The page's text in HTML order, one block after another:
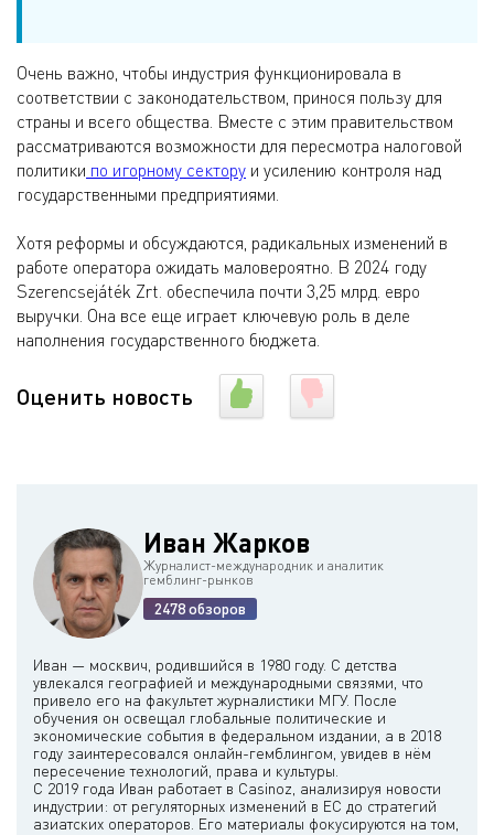
Очень важно, чтобы индустрия функционировала в
соответствии с законодательством, принося пользу для
страны и всего общества. Вместе с этим правительством
рассматриваются возможности для пересмотра налоговой
политики по игорному сектору и усилению контроля над
государственными предприятиями.
Хотя реформы и обсуждаются, радикальных изменений в
работе оператора ожидать маловероятно. В 2024 году
Szerencsejáték Zrt. обеспечила почти 3,25 млрд. евро
выручки. Она все еще играет ключевую роль в деле
наполнения государственного бюджета.
Оценить новость
Иван Жарков
Журналист-международник и аналитик
гемблинг-рынков
2478 обзоров
Иван — москвич, родившийся в 1980 году. С детства
увлекался географией и международными связями, что
привело его на факультет журналистики МГУ. После
обучения он освещал глобальные политические и
экономические события в федеральном издании, а в 2018
году заинтересовался онлайн-гемблингом, увидев в нём
пересечение технологий, права и культуры.
С 2019 года Иван работает в Casinoz, анализируя новости
индустрии: от регуляторных изменений в ЕС до стратегий
азиатских операторов. Его материалы фокусируются на том,